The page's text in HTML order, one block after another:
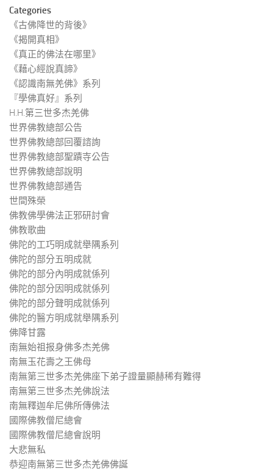
Categories
《古佛降世的背後》
《揭開真相》
《真正的佛法在哪里》
《藉心經說真諦》
《認識南無羌佛》系列
『學佛真好』系列
H.H.第三世多杰羌佛
世界佛教總部公告
世界佛教總部回覆諮詢
世界佛教總部聖蹟寺公告
世界佛教總部說明
世界佛教總部通告
世間殊榮
佛教佛學佛法正邪研討會
佛教歌曲
佛陀的工巧明成就舉隅系列
佛陀的部分五明成就
佛陀的部分內明成就係列
佛陀的部分因明成就係列
佛陀的部分聲明成就係列
佛陀的醫方明成就舉隅系列
佛降甘露
南無始祖报身佛多杰羌佛
南無玉花壽之王佛母
南無第三世多杰羌佛座下弟子證量顯赫稀有難得
南無第三世多杰羌佛說法
南無釋迦牟尼佛所傳佛法
國際佛教僧尼總會
國際佛教僧尼總會說明
大悲無私
恭迎南無第三世多杰羌佛佛誕